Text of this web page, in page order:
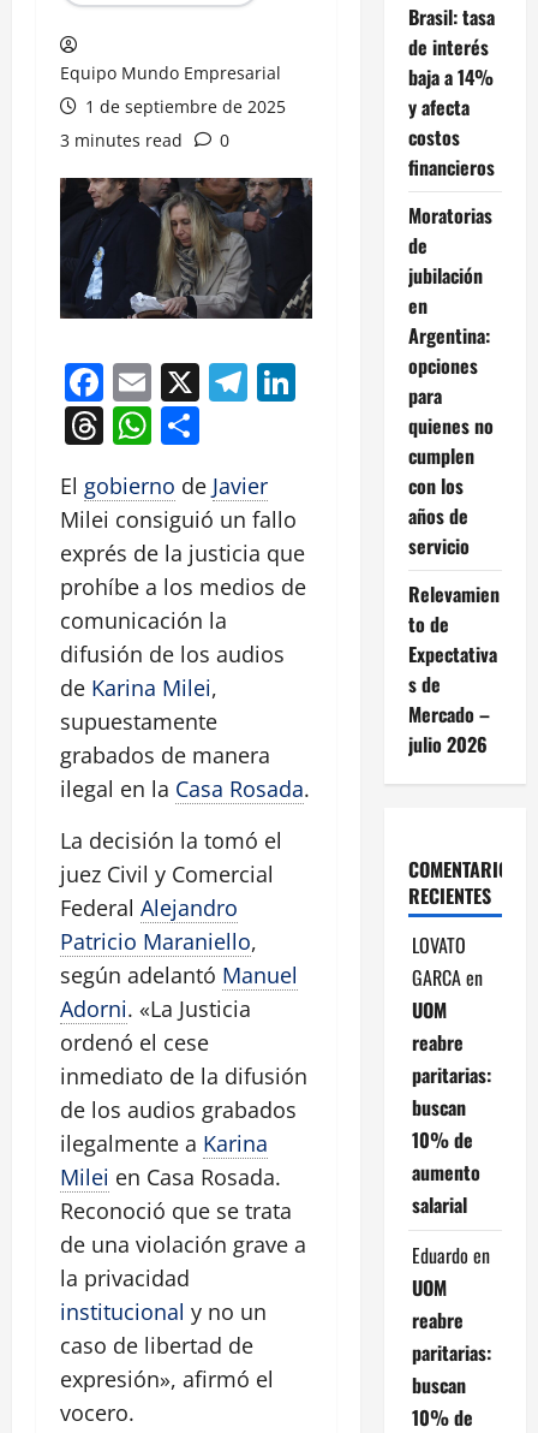
Equipo Mundo Empresarial
1 de septiembre de 2025
3 minutes read
0
Facebook
Email
X Telegram
LinkedIn
Threads
WhatsApp
El gobierno de Javier
Milei consiguió un fallo
exprés de la justicia que
prohíbe a los medios de
comunicación la
difusión de los audios
de Karina Milei,
supuestamente
grabados de manera
ilegal en la Casa Rosada.
La decisión la tomó el
juez Civil y Comercial
Federal Alejandro
Patricio Maraniello,
según adelantó Manuel
Adorni. «La Justicia
ordenó el cese
inmediato de la difusión
de los audios grabados
ilegalmente a Karina
Milei en Casa Rosada.
Reconoció que se trata
de una violación grave a
la privacidad
institucional y no un
caso de libertad de
expresión», afirmó el
vocero.
Brasil: tasa
de interés
baja a 14%
y afecta
costos
financieros
Moratorias
de
jubilación
en
Argentina:
opciones
para
quienes no
cumplen
con los
años de
servicio
Relevamien
to de
Expectativa
s de
Mercado –
julio 2026
COMENTARIOS
RECIENTES
LOVATO
GARCAen
UOM
reabre
paritarias:
buscan
10% de
aumento
salarial
Eduardo en
UOM
reabre
paritarias:
buscan
10% de